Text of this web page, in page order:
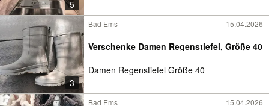
5
3
Bad Ems 15.04.2026
Verschenke Damen Regenstiefel, Größe 40
Damen Regenstiefel Größe 40
Bad Ems 15.04.2026